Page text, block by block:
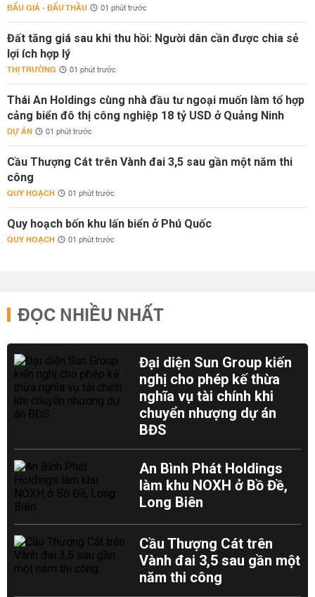
ĐẤU GIÁ - ĐẤU THẦU 01 phút trước
Đất tăng giá sau khi thu hồi: Người dân cần được chia sẻ
lợi ích hợp lý
THỊ TRƯỜNG 01 phút trước
Thái An Holdings cùng nhà đầu tư ngoại muốn làm tổ hợp
cảng biển đô thị công nghiệp 18 tỷ USD ở Quảng Ninh
DỰ ÁN 01 phút trước
Cầu Thượng Cát trên Vành đai 3,5 sau gần một năm thi
công
QUY HOẠCH 01 phút trước
Quy hoạch bốn khu lấn biển ở Phú Quốc
QUY HOẠCH 01 phút trước
ĐỌC NHIỀU NHẤT
Đại diện Sun Group kiến
nghị cho phép kế thừa
nghĩa vụ tài chính khi
chuyển nhượng dự án
BĐS
An Bình Phát Holdings
làm khu NOXH ở Bồ Đề,
Long Biên
Cầu Thượng Cát trên
Vành đai 3,5 sau gần một
năm thi công